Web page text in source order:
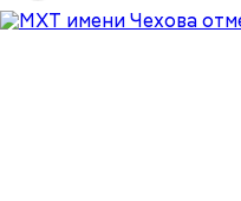
Здесь можно погулять
деревьев, покормить